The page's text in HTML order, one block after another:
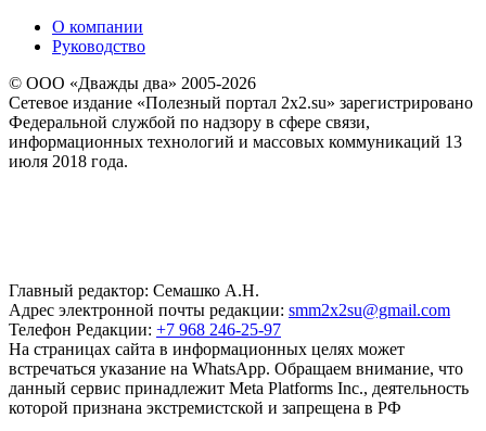
О компании
Руководство
© ООО «Дважды два» 2005-2026
Сетевое издание «Полезный портал 2x2.su» зарегистрировано
Федеральной службой по надзору в сфере связи,
информационных технологий и массовых коммуникаций 13
июля 2018 года.
Главный редактор: Семашко А.Н.
Адрес электронной почты редакции: smm2x2su@gmail.com
Телефон Редакции: +7 968 246-25-97
На страницах сайта в информационных целях может
встречаться указание на WhatsApp. Обращаем внимание, что
данный сервис принадлежит Meta Platforms Inc., деятельность
которой признана экстремистской и запрещена в РФ